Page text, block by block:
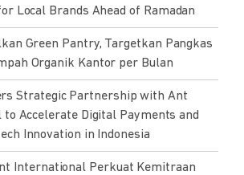
Local Brands Ahead of Ramadan
Green Pantry, Targetkan Pangkas
Organik Kantor per Bulan
Strategic Partnership with Ant
to Accelerate Digital Payments and
Innovation in Indonesia
International Perkuat Kemitraan